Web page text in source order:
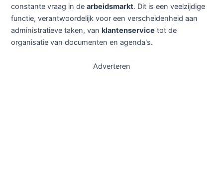
constante vraag in dearbeidsmarkt. Dit is een veelzijdige
functie, verantwoordelijk voor een verscheidenheid aan
administratieve taken, van klantenservice tot de
organisatie van documenten en agenda's.
Adverteren